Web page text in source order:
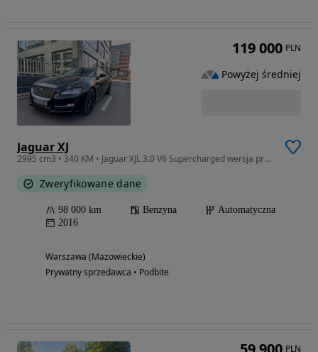
Jaguar XJ
2995 cm3 • 340 KM • Jaguar XJL 3.0 V6 Supercharged wersja prestiż Long
Zweryfikowane dane
98 000 km Benzyna
Automatyczna
2016
Warszawa (Mazowieckie)
Prywatny sprzedawca • Podbite
119 000 PLN
Powyżej średniej
PLN